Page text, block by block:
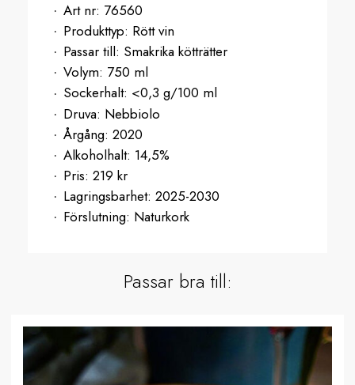
Art nr: 76560
Produkttyp: Rött vin
Passar till: Smakrika kötträtter
Volym: 750 ml
Sockerhalt: <0,3 g/100 ml
Druva: Nebbiolo
Årgång: 2020
Alkoholhalt: 14,5%
Pris: 219 kr
Lagringsbarhet: 2025-2030
Förslutning: Naturkork
Passar bra till: